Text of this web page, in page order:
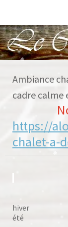
Ambiance
cadre calme
https://
chalet-a-
été